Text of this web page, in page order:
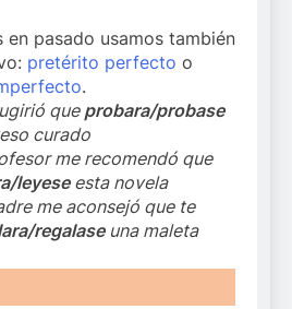
en pasado usamos también
pretérito perfecto o
.
que probara/probase
curado
me recomendó que
leyeseesta novela
me aconsejó que te
regalaseuna maleta